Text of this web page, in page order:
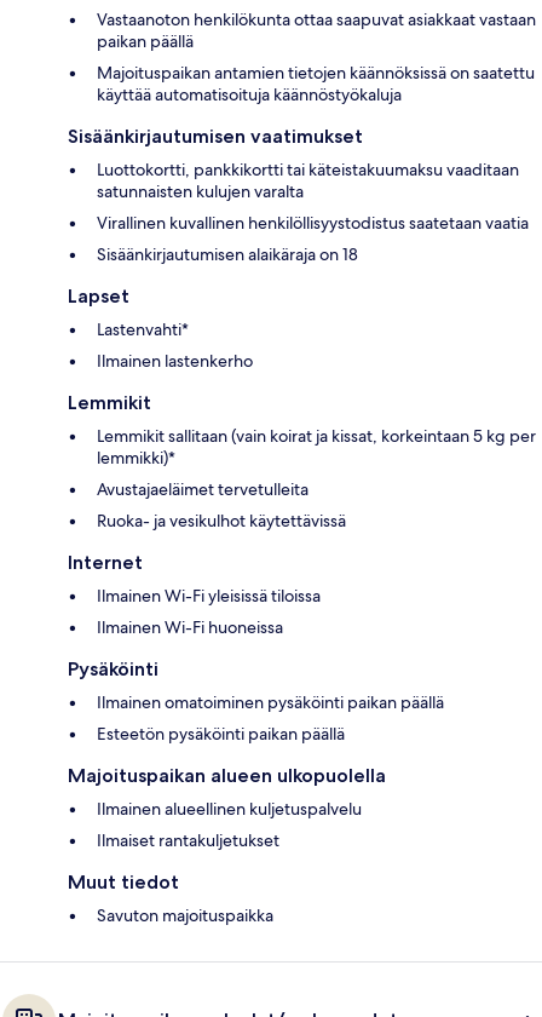
Vastaanoton henkilökunta ottaa saapuvat asiakkaat vastaan
paikan päällä
Majoituspaikan antamien tietojen käännöksissä on saatettu
käyttää automatisoituja käännöstyökaluja
Sisäänkirjautumisen vaatimukset
Luottokortti, pankkikortti tai käteistakuumaksu vaaditaan
satunnaisten kulujen varalta
Virallinen kuvallinen henkilöllisyystodistus saatetaan vaatia
Sisäänkirjautumisen alaikäraja on 18
Lapset
Lastenvahti*
Ilmainen lastenkerho
Lemmikit
Lemmikit sallitaan (vain koirat ja kissat, korkeintaan 5 kg per
lemmikki)*
Avustajaeläimet tervetulleita
Ruoka- ja vesikulhot käytettävissä
Internet
Ilmainen Wi-Fi yleisissä tiloissa
Ilmainen Wi-Fi huoneissa
Pysäköinti
Ilmainen omatoiminen pysäköinti paikan päällä
Esteetön pysäköinti paikan päällä
Majoituspaikan alueen ulkopuolella
Ilmainen alueellinen kuljetuspalvelu
Ilmaiset rantakuljetukset
Muut tiedot
Savuton majoituspaikka